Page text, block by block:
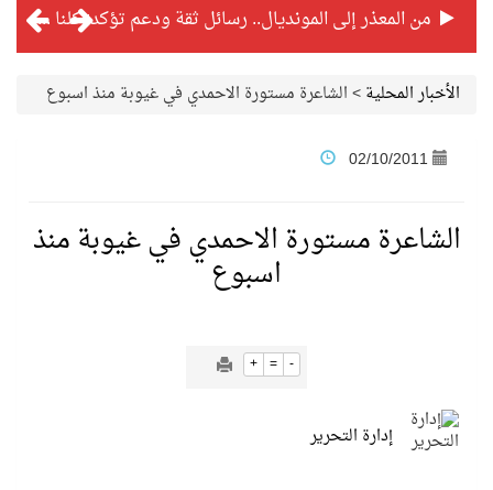
من المعذر إلى المونديال.. رسائل ثقة ودعم تؤكد: كلنا مع الأخضر
سيل الخير يروي ملاعب الكوكب
الأخبار المحلية>الشاعرة مستورة الاحمدي في غيوبة منذ اسبوع
02/10/2011
الشاعرة مستورة الاحمدي في غيوبة منذ
اسبوع
+ = -
إدارة التحرير